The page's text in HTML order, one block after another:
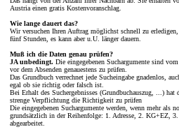
Austria einen gratis Kostenvoranschlag.
Wie lange dauert das?
Wir versuchen Ihren Auftrag möglichst schnell zu
fünf Stunden, es kann aber u.U. länger dauern.
Muß ich die Daten genau prüfen?
JA unbedingt. Die eingegebenen Suchargumente sind
vor dem Absenden genauestens zu prüfen.
Das Grundbuch verrechnet jede Sucheingabe gnadenlos,
egal ob sie richtig oder falsch ist.
Bei Erhalt des Suchergebnisses (Grundbuchauszug, ...) hat
strenge Verpflichtung die Richtigkeit zu prüfen
Die eingegebenen Suchargumente werden, wenn mehr als
grundsätzlich in der Reihenfolge: 1. Adresse, 2. KG+EZ,
abgearbeitet.